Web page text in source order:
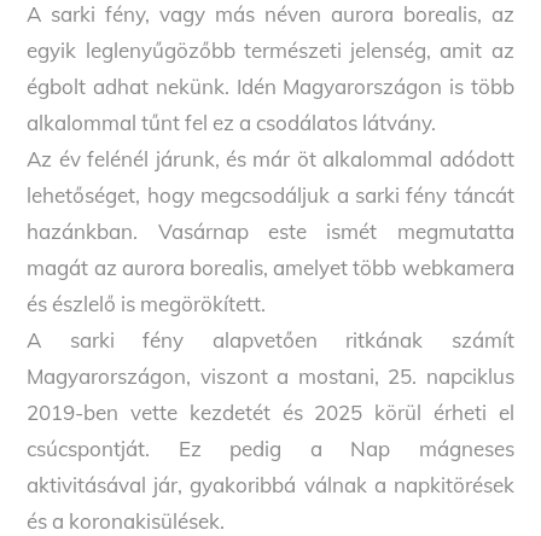
A sarki fény, vagy más néven aurora borealis, az
egyik leglenyűgözőbb természeti jelenség, amit az
égbolt adhat nekünk. Idén Magyarországon is több
alkalommal tűnt fel ez a csodálatos látvány.
Az év felénél járunk, és már öt alkalommal adódott
lehetőséget, hogy megcsodáljuk a sarki fény táncát
hazánkban. Vasárnap este ismét megmutatta
magát az aurora borealis, amelyet több webkamera
és észlelő is megörökített.
A sarki fény alapvetően ritkának számít
Magyarországon, viszont a mostani, 25. napciklus
2019-ben vette kezdetét és 2025 körül érheti el
csúcspontját. Ez pedig a Nap mágneses
aktivitásával jár, gyakoribbá válnak a napkitörések
és a koronakisülések.